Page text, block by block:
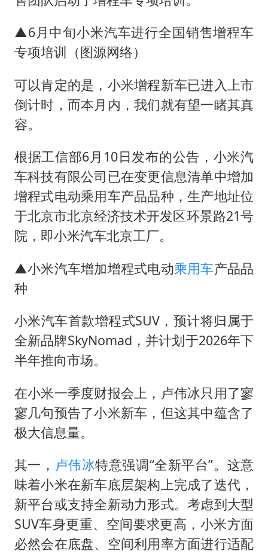
▲6月中旬小米汽车进行全国销售增程车
专项培训（图源网络）
可以肯定的是，小米增程新车已进入上市
倒计时，而本月内，我们就有望一睹其真
容。
根据工信部6月10日发布的公告，小米汽
车科技有限公司已在变更信息清单中增加
增程式电动乘用车产品品种，生产地址位
于北京市北京经济技术开发区环景路21号
院，即小米汽车北京工厂。
▲小米汽车增加增程式电动乘用车产品品
种
小米汽车首款增程式SUV，预计将归属于
全新品牌SkyNomad，并计划于2026年下
半年推向市场。
在小米一季度财报会上， 卢伟冰只用了寥
寥几句预告了小米新车，但这其中蕴含了
极大信息量。
其一， 卢伟冰特意强调“全新平台”。这意
味着小米在新车底层架构上完成了迭代，
新平台或支持全新动力形式。考虑到大型
SUV车身更重、空间要求更高，小米方面
必然会在底盘、空间利用率方面进行适配